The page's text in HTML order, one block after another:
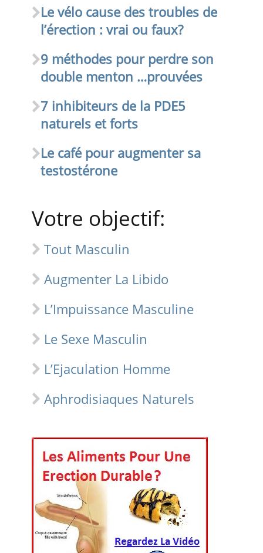
Le vélo cause des troubles de
l’érection : vrai ou faux?
9 méthodes pour perdre son
double menton …prouvées
7 inhibiteurs de la PDE5
naturels et forts
Le café pour augmenter sa
testostérone
Votre objectif:
Tout Masculin
Augmenter La Libido
L’Impuissance Masculine
Le Sexe Masculin
L’Ejaculation Homme
Aphrodisiaques Naturels